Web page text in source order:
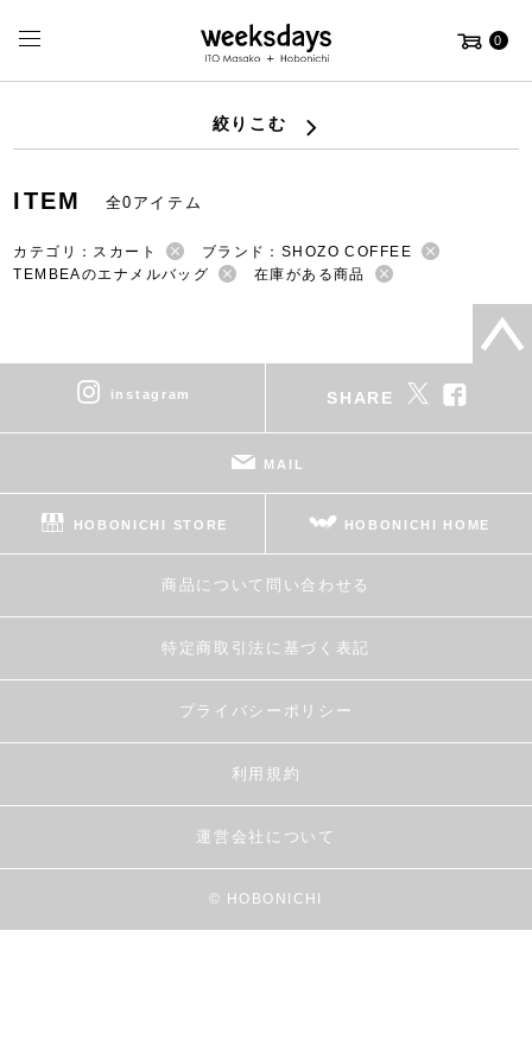
0
絞りこむ
ITEM 全0アイテム
カテゴリ：スカート
ブランド：SHOZO COFFEE
TEMBEAのエナメルバッグ
在庫がある商品
instagram SHARE
MAIL
HOBONICHI STORE HOBONICHI HOME
商品について問い合わせる
特定商取引法に基づく表記
プライバシーポリシー
利用規約
運営会社について
© HOBONICHI